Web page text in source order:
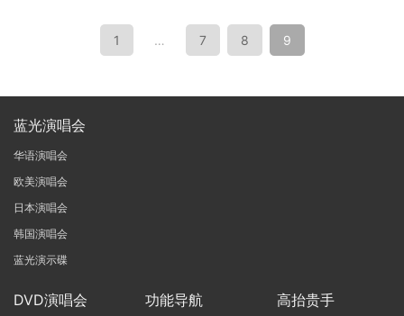
1 … 7 8 9
蓝光演唱会
华语演唱会
欧美演唱会
日本演唱会
韩国演唱会
蓝光演示碟
DVD演唱会 功能导航 高抬贵手